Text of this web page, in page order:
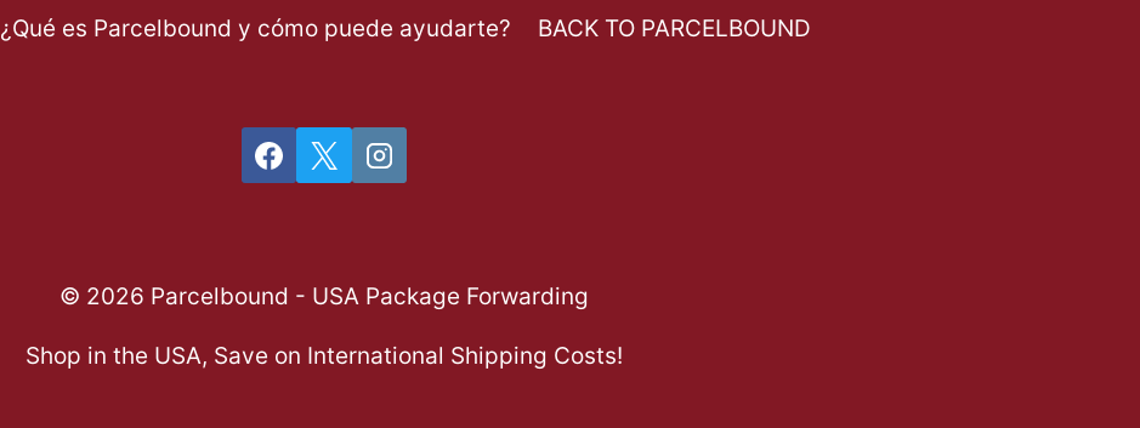
¿Qué es Parcelbound y cómo puede ayudarte? BACK TO PARCELBOUND
© 2026 Parcelbound - USA Package Forwarding
Shop in the USA, Save on International Shipping Costs!